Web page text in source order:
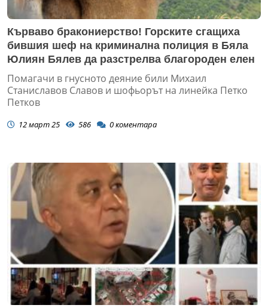
Кърваво бракониерство! Горските сгащиха
бившия шеф на криминална полиция в Бяла
Юлиян Бялев да разстрелва благороден елен
Помагачи в гнусното деяние били Михаил
Станиславов Славов и шофьорът на линейка Петко
Петков
12 март 25 586 0коментара